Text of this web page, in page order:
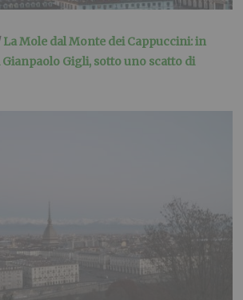
La Mole dal Monte dei Cappuccini: in
Gigli, sotto uno scatto di